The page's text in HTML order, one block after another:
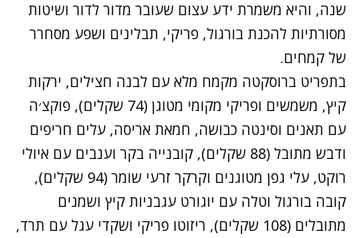
שנה, והיא משמרת ידע עצום שעובר מדור לדור ושיטות
מסורתיות להכנת בורגול, פריקי, תבלינים ושפע מסחרר
של קמחים.
בתפריט ברוסקטה מקמח מלא עם לבנה חצילים, ירקות
קיץ, משמשים ופריקי מקומי מטוגן (74 שקלים), פוקצ׳ה
עם תאנים וסינטה כבושה, חמאת אריסה, עלים חריפים
ודבש מתובל (88 שקלים), קובנייה בקר וענבים עם איולי
רוקט, עלי גפן מטוגנים וקרקר זרעי שומר (94 שקלים),
קובה בורגול וטלה עם יוגורט עגבניות קיץ ושמנים
מתובלים (108 שקלים), ריזוטו פריקי ושקדי עגל עם תרד,